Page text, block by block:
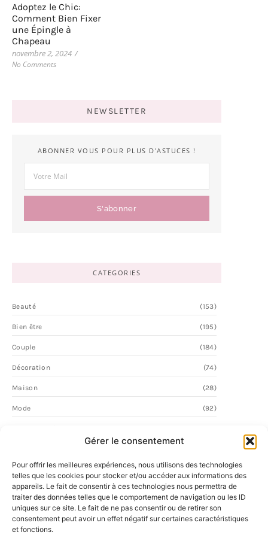
Gérer le consentement
Pour offrir les meilleures expériences, nous utilisons des technologies
telles que les cookies pour stocker et/ou accéder aux informations des
appareils. Le fait de consentir à ces technologies nous permettra de
traiter des données telles que le comportement de navigation ou les ID
uniques sur ce site. Le fait de ne pas consentir ou de retirer son
consentement peut avoir un effet négatif sur certaines caractéristiques
et fonctions.
Adoptez le Chic:
Comment Bien Fixer
une Épingle à
Chapeau
novembre 2, 2024 /
No Comments
NEWSLETTER
ABONNER VOUS POUR PLUS D'ASTUCES !
S'abonner
CATEGORIES
Beauté (153)
Bien être (195)
Couple (184)
Décoration (74)
Maison (28)
Mode (92)